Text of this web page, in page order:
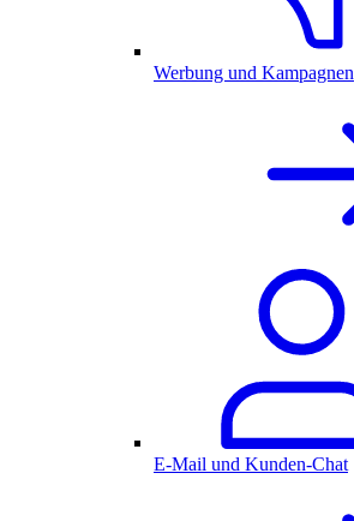
Werbung und Kampagnen
E-Mail und Kunden-Chat